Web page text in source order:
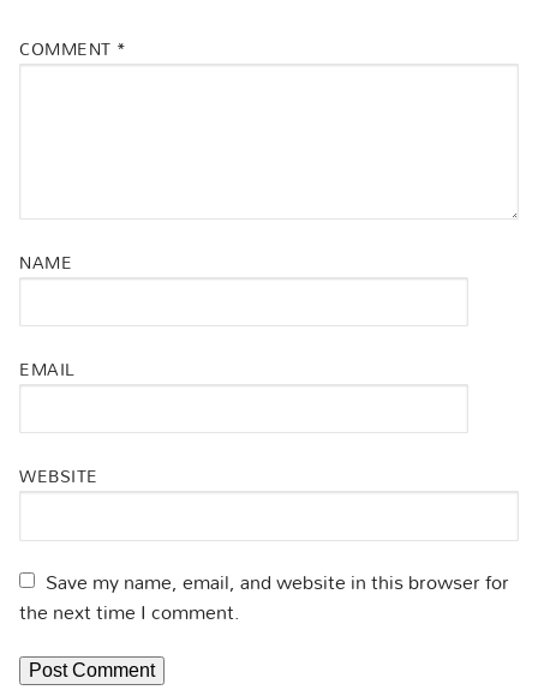
COMMENT *
NAME
EMAIL
WEBSITE
Save my name, email, and website in this browser for
the next time I comment.